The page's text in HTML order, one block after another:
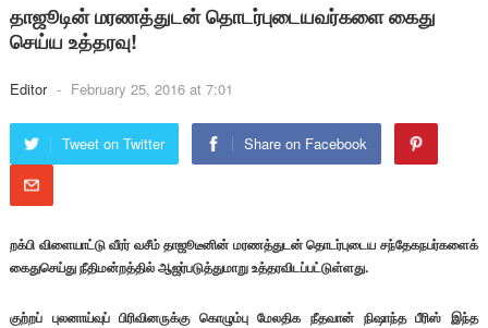
தாஜூடின் மரணத்துடன் தொடர்புடையவர்களை கைது
செய்ய உத்தரவு!
Editor - February 25, 2016 at 7:01
Tweet on Twitter Share on Facebook
றக்பி விளையாட்டு வீரர் வசீம் தாஜூடீனின் மரணத்துடன் தொடர்புடைய சந்தேகநபர்களைக்
கைதுசெய்து நீதிமன்றத்தில் ஆஜர்படுத்துமாறு உத்தரவிடப்பட்டுள்ளது.
குற்றப் புலனாய்வுப் பிரிவினருக்கு கொழும்பு மேலதிக நீதவான் நிஷாந்த பீரிஸ் இந்த